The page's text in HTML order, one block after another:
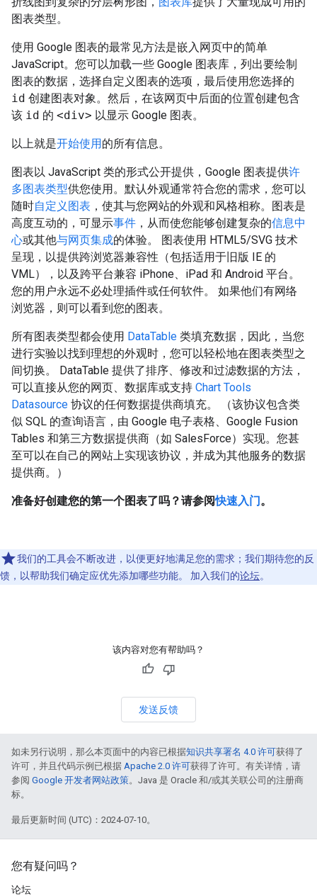
图表类型。
使用 Google 图表的最常见方法是嵌入网页中的简单
JavaScript。您可以加载一些 Google 图表库，列出要绘制
图表的数据，选择自定义图表的选项，最后使用您选择的
id 创建图表对象。然后，在该网页中后面的位置创建包含
该 id 的 <div> 以显示 Google 图表。
以上就是开始使用的所有信息。
图表以 JavaScript 类的形式公开提供，Google 图表提供许
多图表类型供您使用。默认外观通常符合您的需求，您可以
随时自定义图表 ，使其与您网站的外观和风格相称。图表是
高度互动的，可显示事件 ，从而使您能够创建复杂的信息中
心或其他与网页集成的体验。 图表使用 HTML5/SVG 技术
呈现，以提供跨浏览器兼容性（包括适用于旧版 IE 的
VML），以及跨平台兼容 iPhone、iPad 和 Android 平台。
您的用户永远不必处理插件或任何软件。 如果他们有网络
浏览器，则可以看到您的图表。
所有图表类型都会使用 DataTable 类填充数据，因此，当您
进行实验以找到理想的外观时，您可以轻松地在图表类型之
间切换。 DataTable 提供了排序、修改和过滤数据的方法，
可以直接从您的网页、数据库或支持 Chart Tools
Datasource 协议的任何数据提供商填充。 （该协议包含类
似 SQL 的查询语言，由 Google 电子表格、Google Fusion
Tables 和第三方数据提供商（如 SalesForce）实现。您甚
至可以在自己的网站上实现该协议，并成为其他服务的数据
提供商。）
准备好创建您的第一个图表了吗？请参阅快速入门。
我们的工具会不断改进，以便更好地满足您的需求；我们期待您的反
馈，以帮助我们确定应优先添加哪些功能。 加入我们的论坛。
该内容对您有帮助吗？
发送反馈
如未另行说明，那么本页面中的内容已根据知识共享署名 4.0 许可获得了
许可，并且代码示例已根据 Apache 2.0 许可获得了许可。有关详情，请
参阅 Google 开发者网站政策。Java 是 Oracle 和/或其关联公司的注册商
标。
最后更新时间 (UTC)：2024-07-10。
您有疑问吗？
论坛